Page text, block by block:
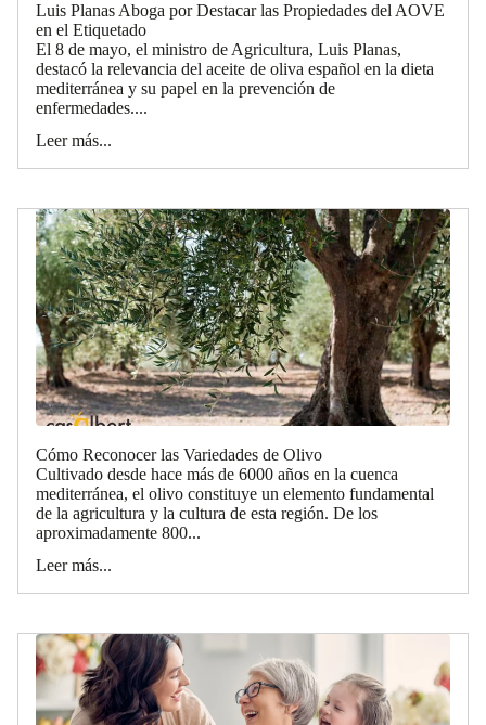
Luis Planas Aboga por Destacar las Propiedades del AOVE
en el Etiquetado
El 8 de mayo, el ministro de Agricultura, Luis Planas,
destacó la relevancia del aceite de oliva español en la dieta
mediterránea y su papel en la prevención de
enfermedades....
Leer más...
Cómo Reconocer las Variedades de Olivo
Cultivado desde hace más de 6000 años en la cuenca
mediterránea, el olivo constituye un elemento fundamental
de la agricultura y la cultura de esta región. De los
aproximadamente 800...
Leer más...